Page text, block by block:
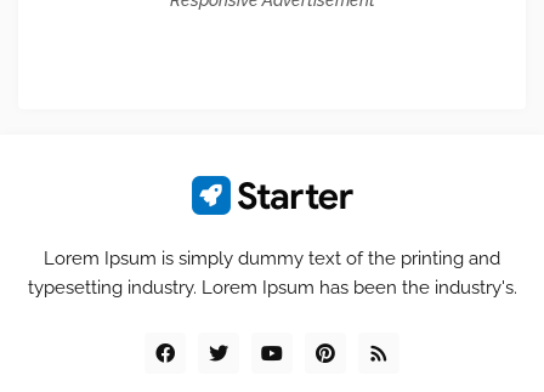
Lorem Ipsum is simply dummy text of the printing and
typesetting industry. Lorem Ipsum has been the industry's.